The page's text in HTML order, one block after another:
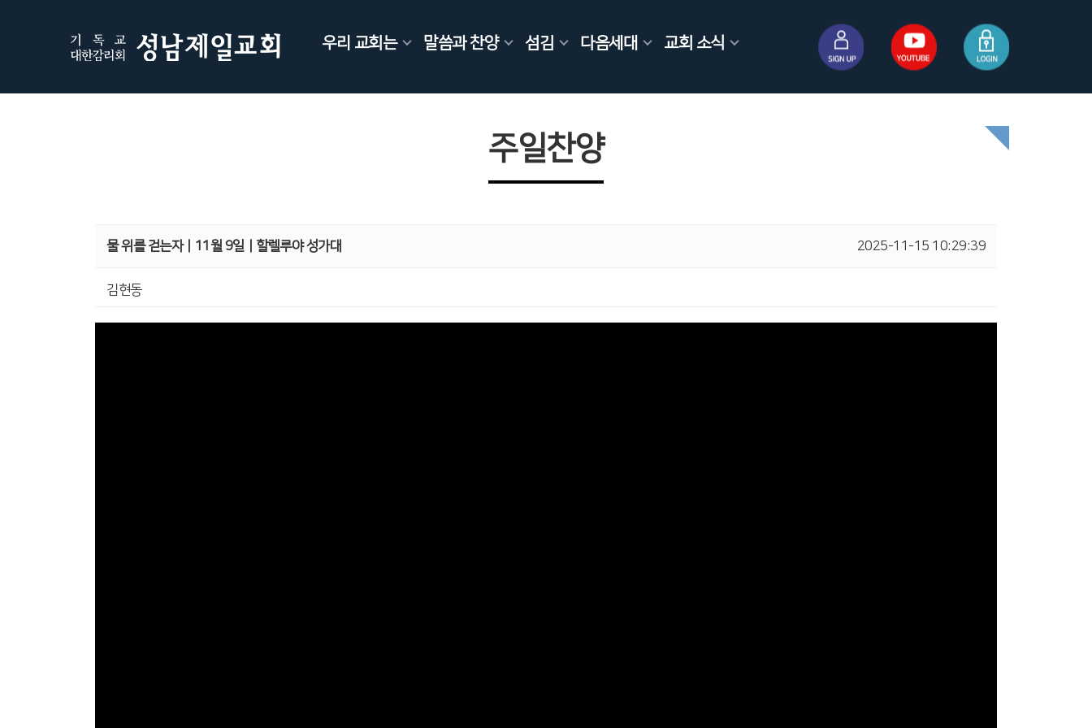
우리 교회는 말씀과 찬양 섬김 다음세대 교회 소식
주일찬양
물 위를 걷는자ㅣ11월 9일ㅣ할렐루야 성가대 2025-11-15 10:29:39
김현동